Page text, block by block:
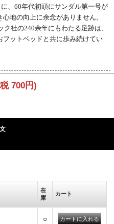
、60年代初頭にサンダル第一号が
地の向上に余念がありません。
社の240余年にもわたる足跡は、
ットベッドと共に歩み続けてい
700円)
在
庫
カート
○